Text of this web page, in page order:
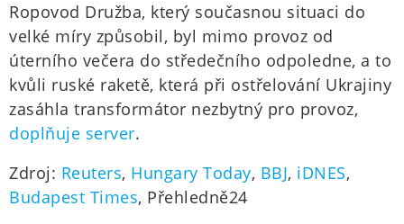
Ropovod Družba, který současnou situaci do
velké míry způsobil, byl mimo provoz od
úterního večera do středečního odpoledne, a to
kvůli ruské raketě, která při ostřelování Ukrajiny
zasáhla transformátor nezbytný pro provoz,
doplňuje server.
Zdroj: Reuters, Hungary Today, BBJ, iDNES,
Budapest Times, Přehledně24